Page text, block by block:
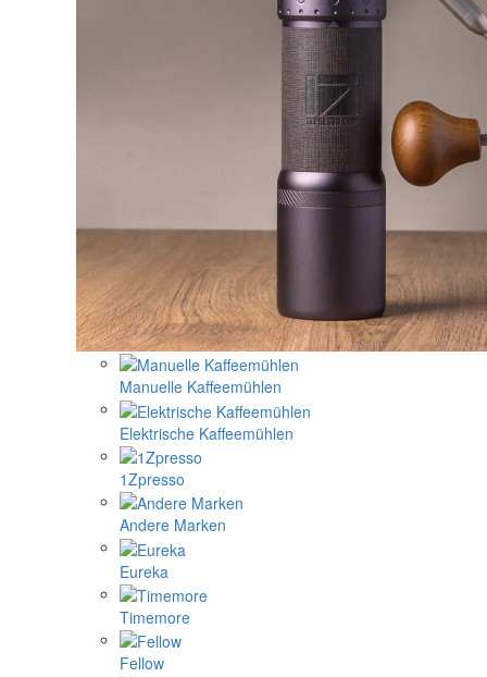
Manuelle Kaffeemühlen
Elektrische Kaffeemühlen
1Zpresso
Andere Marken
Eureka
Timemore
Fellow